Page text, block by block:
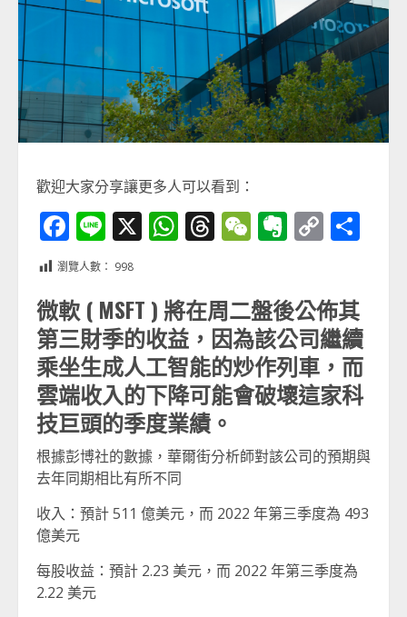
歡迎大家分享讓更多人可以看到：
Facebook
Line
X WhatsApp
Threads
WeChat
Evernote
Copy
瀏覽人數： 998
微軟 ( MSFT ) 將在周二盤後公佈其
第三財季的收益，因為該公司繼續
乘坐生成人工智能的炒作列車，而
雲端收入的下降可能會破壞這家科
技巨頭的季度業績。
根據彭博社的數據，華爾街分析師對該公司的預期與
去年同期相比有所不同
收入：預計 511 億美元，而 2022 年第三季度為 493
億美元
每股收益：預計 2.23 美元，而 2022 年第三季度為
2.22 美元